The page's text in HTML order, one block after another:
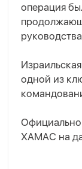
операция
одной из
ХАМАС на